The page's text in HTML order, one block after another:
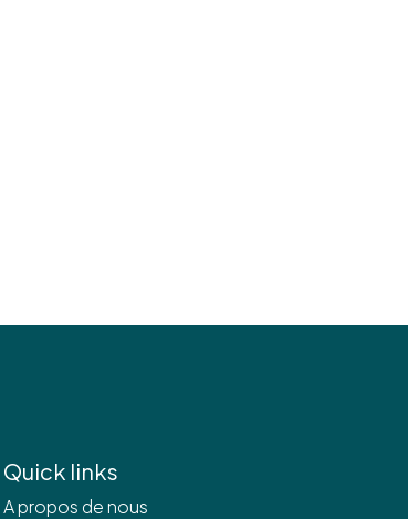
Quick links
A propos de nous